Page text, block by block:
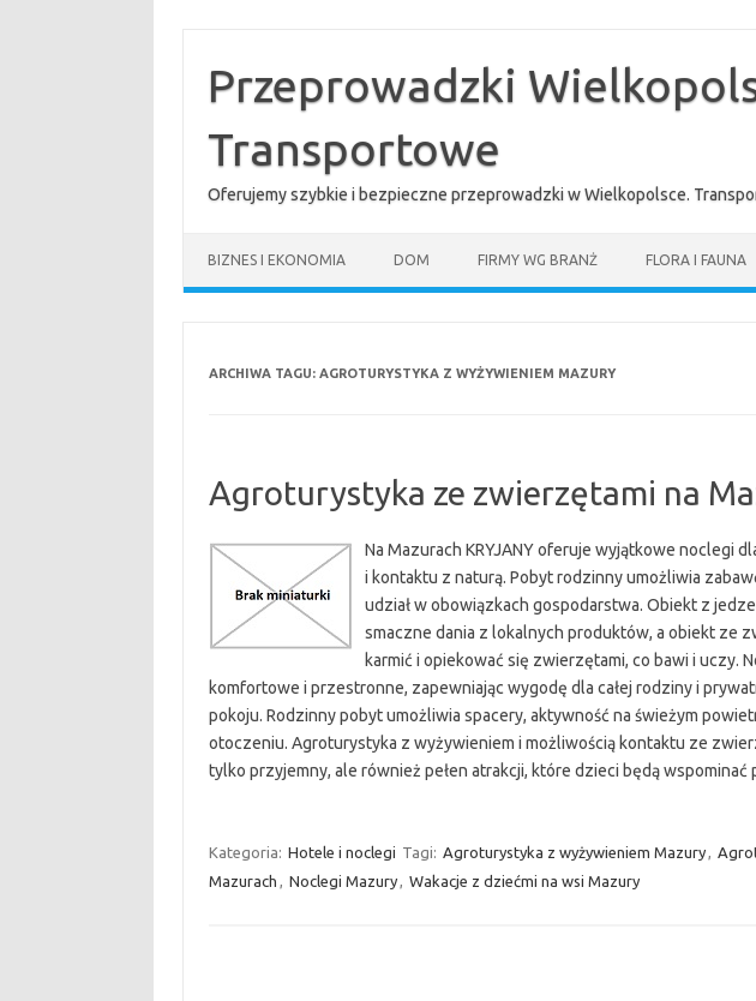
treściPrzeprowadzki
Transportowe
Oferujemy szybkie i bezpieczne przeprowadzki w Wielkopolsce.
BIZNES I EKONOMIA DOM FIRMY WG BRANŻ FLORA I FAUNA
ARCHIWA TAGU: AGROTURYSTYKA Z WYŻYWIENIEM MAZURY
Agroturystyka ze zwierzętami na
Na Mazurach KRYJANY oferuje wyjątkowe noclegi
i kontaktu z naturą. Pobyt rodzinny umożliwia
udział w obowiązkach gospodarstwa. Obiekt z
smaczne dania z lokalnych produktów, a obiekt ze
karmić i opiekować się zwierzętami, co bawi i uczy.
komfortowe i przestronne, zapewniając wygodę dla całej rodziny i
pokoju. Rodzinny pobyt umożliwia spacery, aktywność na świeżym
otoczeniu. Agroturystyka z wyżywieniem i możliwością kontaktu ze
tylko przyjemny, ale również pełen atrakcji, które dzieci będą wspominać
Kategoria: Hotele i noclegi Tagi: Agroturystyka z wyżywieniem Mazury,
Mazurach , Noclegi Mazury, Wakacje z dziećmi na wsi Mazury